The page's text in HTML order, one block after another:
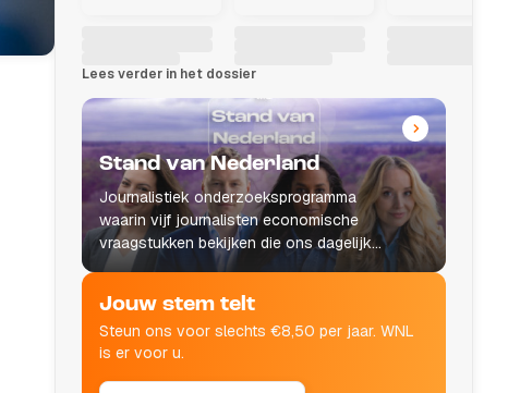
Lees verder in het dossier
Stand van Nederland
Journalistiek onderzoeksprogramma
waarin vijf journalisten economische
vraagstukken bekijken die ons dagelijks
leven raken.
Jouw stem telt
Steun ons voor slechts €8,50 per jaar. WNL
is er voor u.